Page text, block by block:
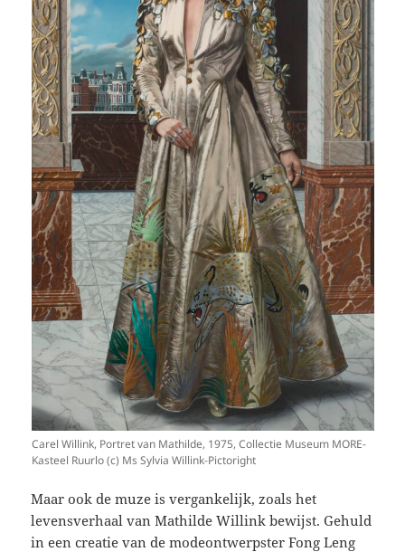
Carel Willink, Portret van Mathilde, 1975, Collectie Museum MORE-
Kasteel Ruurlo (c) Ms Sylvia Willink-Pictoright
Maar ook de muze is vergankelijk, zoals het
levensverhaal van Mathilde Willink bewijst. Gehuld
in een creatie van de modeontwerpster Fong Leng